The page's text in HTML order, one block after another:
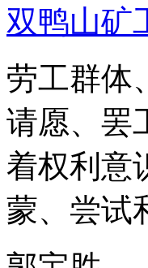
双鸭山矿
劳工群体
请愿、罢
着权利意
蒙、尝试